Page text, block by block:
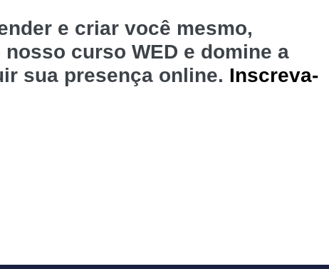
e criar você mesmo,
curso WED e domine a
sua presença online. Inscreva-